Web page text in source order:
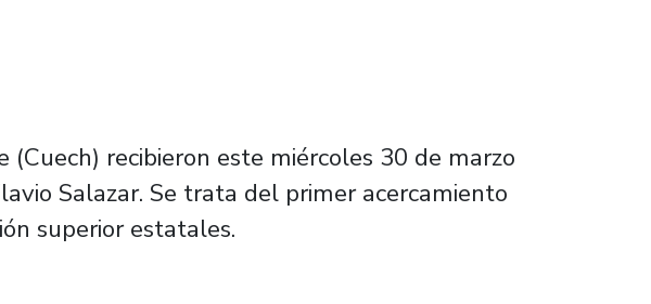
recibieron este miércoles 30 de marzo
Salazar. Se trata del primer acercamiento
superior estatales.